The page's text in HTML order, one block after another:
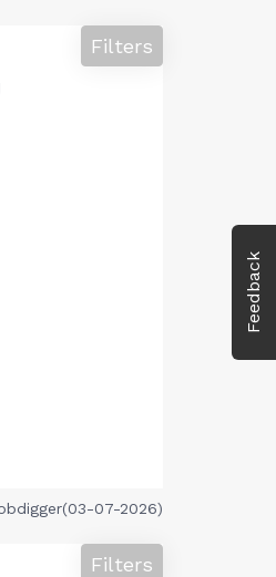
Feedback
Filters
07-2026)
Filters